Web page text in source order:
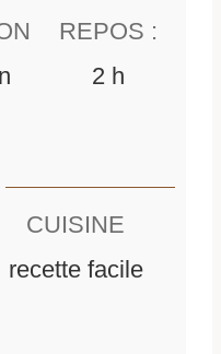
REPOS :
2 h
h
CUISINE
recette facile